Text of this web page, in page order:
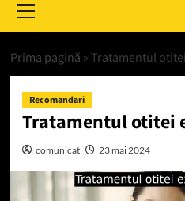
Menu
Prima pagină » Tratamentul
Recomandari
Tratamentul otitei
comunicat 23 mai 2024